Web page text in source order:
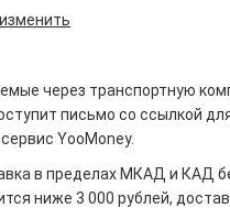
изменить
через транспортную
письмо со ссылкой
YooMoney.
в пределах МКАД и КАД
ниже 3 000 рублей,